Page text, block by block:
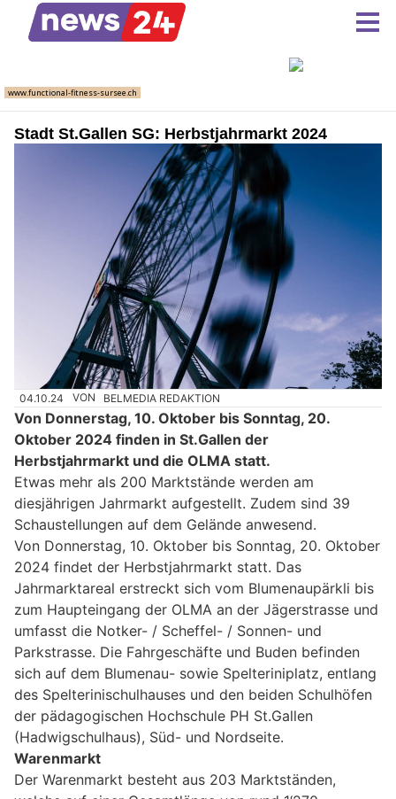
Stadt St.Gallen SG: Herbstjahrmarkt 2024
04.10.24 VON BELMEDIA REDAKTION
Von Donnerstag, 10. Oktober bis Sonntag, 20.
Oktober 2024 finden in St.Gallen der
Herbstjahrmarkt und die OLMA statt.
Etwas mehr als 200 Marktstände werden am
diesjährigen Jahrmarkt aufgestellt. Zudem sind 39
Schaustellungen auf dem Gelände anwesend.
Von Donnerstag, 10. Oktober bis Sonntag, 20. Oktober
2024 findet der Herbstjahrmarkt statt. Das
Jahrmarktareal erstreckt sich vom Blumenaupärkli bis
zum Haupteingang der OLMA an der Jägerstrasse und
umfasst die Notker- / Scheffel- / Sonnen- und
Parkstrasse. Die Fahrgeschäfte und Buden befinden
sich auf dem Blumenau- sowie Spelteriniplatz, entlang
des Spelterinischulhauses und den beiden Schulhöfen
der pädagogischen Hochschule PH St.Gallen
(Hadwigschulhaus), Süd- und Nordseite.
Warenmarkt
Der Warenmarkt besteht aus 203 Marktständen,